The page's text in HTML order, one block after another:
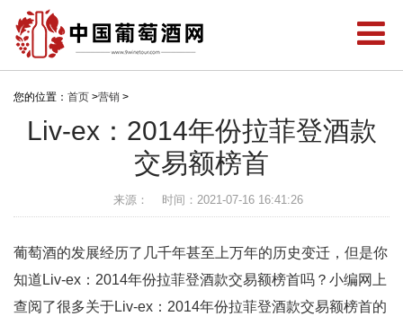
您的位置： 首页 >营销 >
Liv-ex：2014年份拉菲登酒款
交易额榜首
来源： 时间：2021-07-16 16:41:26
葡萄酒的发展经历了几千年甚至上万年的历史变迁，但是你
知道Liv-ex：2014年份拉菲登酒款交易额榜首吗？小编网上
查阅了很多关于Liv-ex：2014年份拉菲登酒款交易额榜首的